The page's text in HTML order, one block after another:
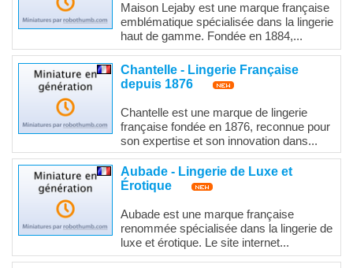
Maison Lejaby est une marque française
emblématique spécialisée dans la lingerie
haut de gamme. Fondée en 1884,...
Chantelle - Lingerie Française
depuis 1876
Chantelle est une marque de lingerie
française fondée en 1876, reconnue pour
son expertise et son innovation dans...
Aubade - Lingerie de Luxe et
Érotique
Aubade est une marque française
renommée spécialisée dans la lingerie de
luxe et érotique. Le site internet...